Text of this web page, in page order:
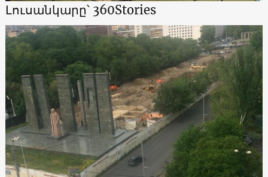
Լուսանկարը՝ 360Stories